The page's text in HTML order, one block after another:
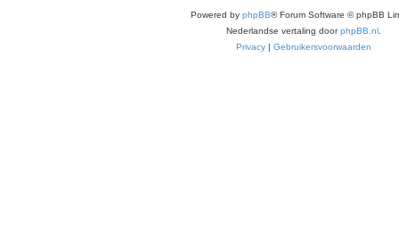
Powered by phpBB® Forum Software © phpBB
Nederlandse vertaling doorphpBB.nl.
Privacy| Gebruikersvoorwaarden